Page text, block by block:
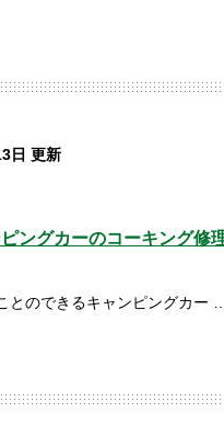
日 更新
ングカーのコーキング修
とのできるキャンピングカー